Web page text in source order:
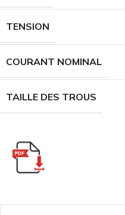
TENSION
COURANT NOMINAL
TAILLE DES TROUS